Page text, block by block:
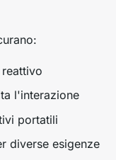
l'interazione
portatili
diverse esigenze